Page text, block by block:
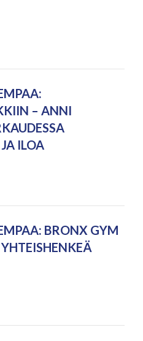
– ANNI
ILOA
BRONX GYM